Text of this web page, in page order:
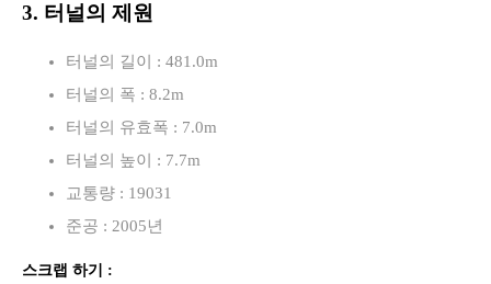
3. 터널의 제원
터널의 길이 : 481.0m
터널의 폭 : 8.2m
터널의 유효폭 : 7.0m
터널의 높이 : 7.7m
교통량 : 19031
준공 : 2005년
스크랩 하기 :